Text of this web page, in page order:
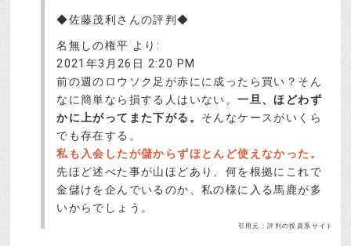
◆佐藤茂利さんの評判◆
名無しの権平 より:
2021年3月26日 2:20 PM
前の週のロウソク足が赤にに成ったら買い？そん
なに簡単なら損する人はいない。一旦、ほどわず
かに上がってまた下がる。 そんなケースがいくら
でも存在する。
私も入会したが儲からずほとんど使えなかった。
先ほど述べた事が山ほどあり、何を根拠にこれで
金儲けを企んでいるのか、私の様に入る馬鹿が多
いからでしょう。
引用元：評判の投資系サイト